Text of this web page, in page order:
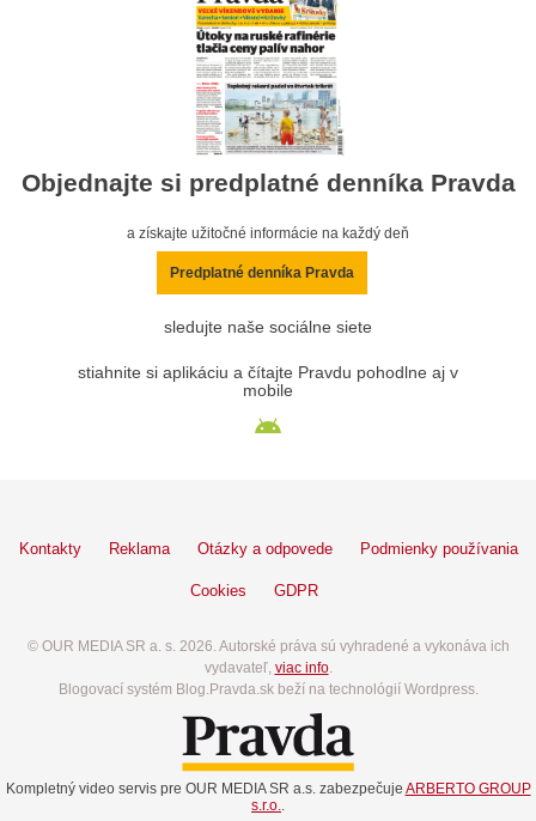
Objednajte si predplatné denníka Pravda
a získajte užitočné informácie na každý deň
Predplatné denníka Pravda
sledujte naše sociálne siete
stiahnite si aplikáciu a čítajte Pravdu pohodlne aj v
mobile
Kontakty Reklama Otázky a odpovede Podmienky používania
Cookies GDPR
© OUR MEDIA SR a. s. 2026. Autorské práva sú vyhradené a vykonáva ich
vydavateľ, viac info.
Blogovací systém Blog.Pravda.sk beží na technológií Wordpress.
Kompletný video servis pre OUR MEDIA SR a.s. zabezpečuje ARBERTO GROUP
s.r.o..